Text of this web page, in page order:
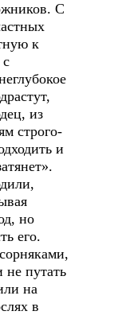
С
к
из
строго-
и
но
его.
не путать
на
в